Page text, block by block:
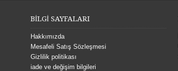
BİLGİ SAYFALARI
Hakkımızda
Mesafeli Satış Sözleşmesi
Gizlilik politikası
iade ve değişim bilgileri